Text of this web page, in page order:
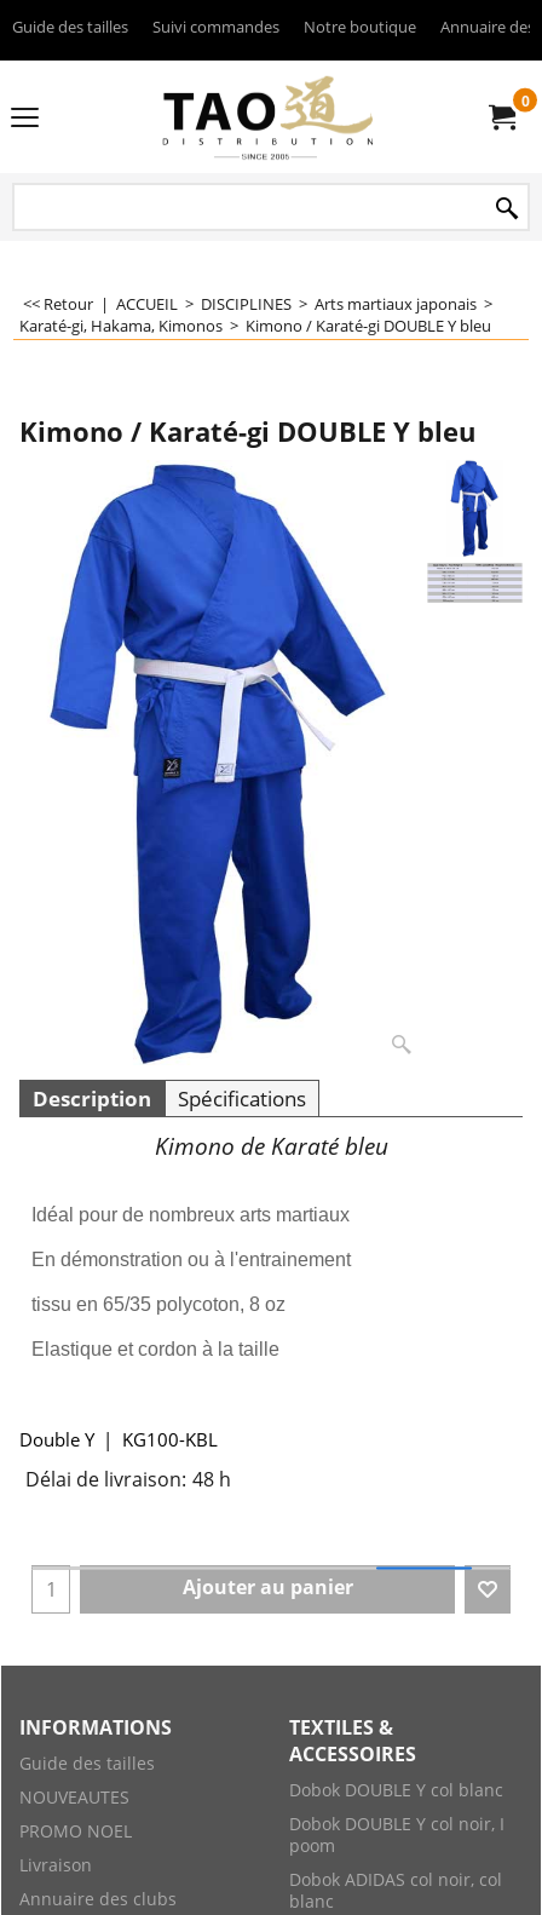
Guide des tailles Suivi commandes Notre boutique Annuaire des
0
<< Retour | ACCUEIL > DISCIPLINES > Arts martiaux japonais >
Karaté-gi, Hakama, Kimonos > Kimono / Karaté-gi DOUBLE Y bleu
Kimono / Karaté-gi DOUBLE Y bleu
Description Spécifications
Kimono de Karaté bleu
Idéal pour de nombreux arts martiaux
En démonstration ou à l'entrainement
tissu en 65/35 polycoton, 8 oz
Elastique et cordon à la taille
Double Y KG100-KBL
Délai de livraison: 48 h
Ajouter au panier
INFORMATIONS
Guide des tailles
NOUVEAUTES
PROMO NOEL
Livraison
Annuaire des clubs
TEXTILES &
ACCESSOIRES
Dobok DOUBLE Y col blanc
Dobok DOUBLE Y col noir, I
poom
Dobok ADIDAS col noir, col
blanc